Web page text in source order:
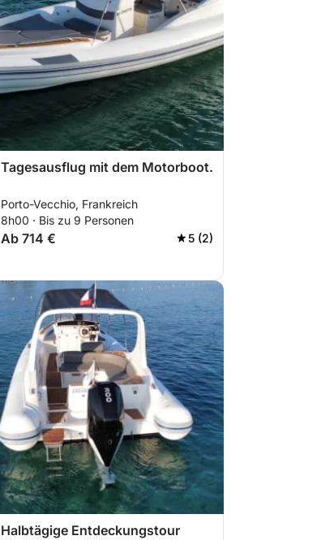
Tagesausflug mit dem Motorboot.
Porto-Vecchio, Frankreich
8h00 · Bis zu 9 Personen
Ab 714 € 5 (2)
Halbtägige Entdeckungstour